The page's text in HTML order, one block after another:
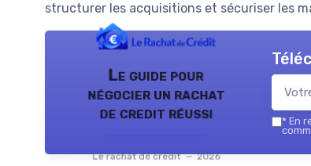
structurer les acquisitions et sécuriser les
Le guide pour
négocier un rachat
de credit réussi
Le rachat de credit — 2026
* En